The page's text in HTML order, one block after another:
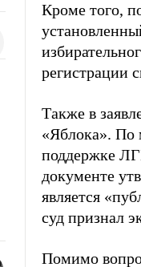
Кроме того,
регистрации
Также в
«Яблока». По
поддержке
документе
является
суд признал
Помимо